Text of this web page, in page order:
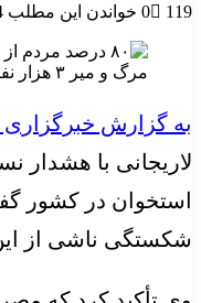
0
119 خواندن این مطلب 4 دقیقه زمان میبرد
به گزارش
لاریجانی با هشدار
شکستگی ناشی از